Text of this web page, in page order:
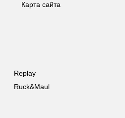
Карта сайта
Replay
Ruck&Maul